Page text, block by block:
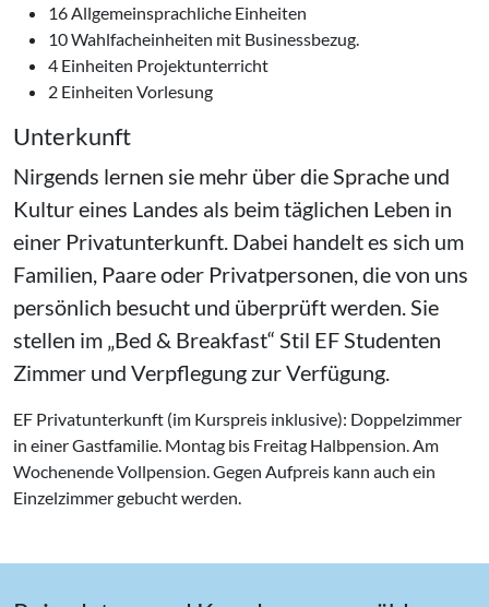
16 Allgemeinsprachliche Einheiten
10 Wahlfacheinheiten mit Businessbezug.
4 Einheiten Projektunterricht
2 Einheiten Vorlesung
Unterkunft
Nirgends lernen sie mehr über die Sprache und
Kultur eines Landes als beim täglichen Leben in
einer Privatunterkunft. Dabei handelt es sich um
Familien, Paare oder Privatpersonen, die von uns
persönlich besucht und überprüft werden. Sie
stellen im Bed & Breakfast Stil EF Studenten
Zimmer und Verpflegung zur Verfügung.
EF Privatunterkunft (im Kurspreis inklusive): Doppelzimmer
in einer Gastfamilie. Montag bis Freitag Halbpension. Am
Wochenende Vollpension. Gegen Aufpreis kann auch ein
Einzelzimmer gebucht werden.